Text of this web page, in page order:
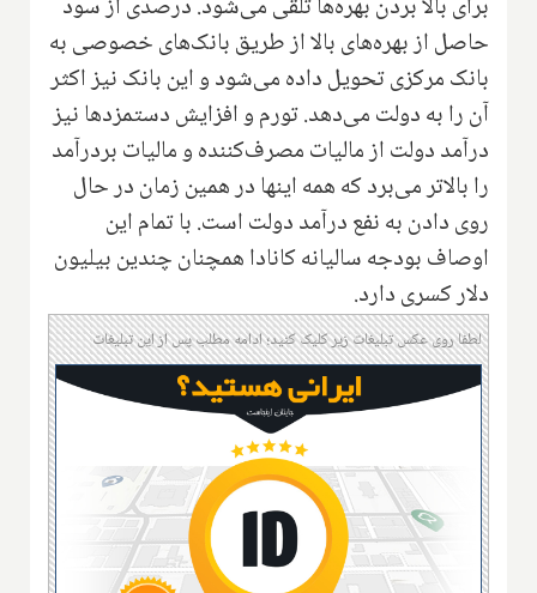
برای بالا بردن بهره‌ها تلقی می‌شود. درصدی از سود
حاصل از بهره‌های بالا از طریق بانک‌های خصوصی به
بانک مرکزی تحویل داده می‌شود و این بانک نیز اکثر
آن را به دولت می‌دهد. تورم و افزایش دستمزدها نیز
درآمد دولت از مالیات مصرف‌کننده و مالیات بردرآمد
را بالاتر می‌برد که همه اینها در همین زمان در حال
روی دادن به نفع درآمد دولت است. با تمام این
اوصاف بودجه سالیانه کانادا همچنان چندین بیلیون
دلار کسری دارد.
لطفا روی عکس تبلیغات زیر کلیک کنید؛ ادامه مطلب پس از این تبلیغات